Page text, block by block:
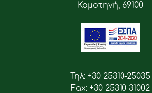
Κομοτηνή, 69100
Τηλ: +30 25310-25035
Fax: +30 25310 31002